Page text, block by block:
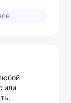
или